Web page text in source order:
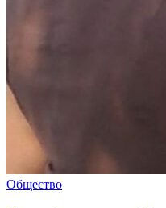
Общество